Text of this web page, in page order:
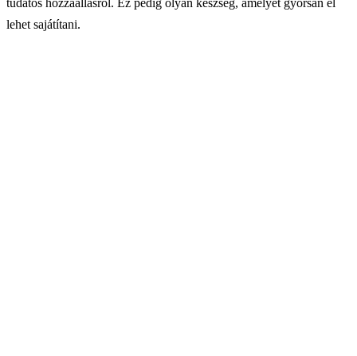
tudatos hozzáállásról. Ez pedig olyan készség, amelyet gyorsan el
lehet sajátítani.